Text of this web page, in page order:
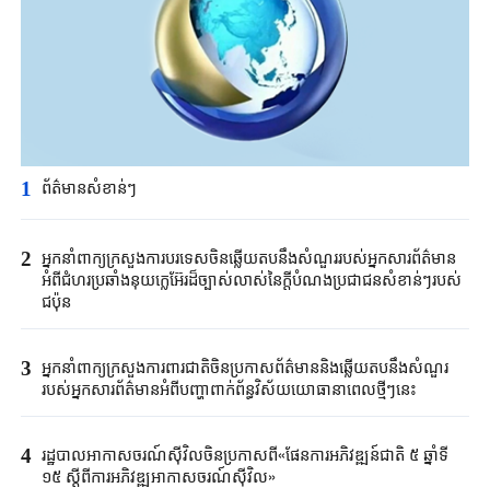
1 ព័ត៌មានសំខាន់ៗ​
2 អ្នកនាំពាក្យ​ក្រសួង​ការបរទេសចិន​ឆ្លើយតបនឹង​សំណួរ​របស់​អ្នកសារព័ត៌មាន​
អំពី​ជំហរ​ប្រ​ឆាំង​នុយក្លេអ៊ែរ​ដ៏ច្បាស់លាស់នៃ​ក្តី​បំណងប្រជាជន​សំខាន់ៗ​របស់
ជប៉ុន​
3 អ្នកនាំពាក្យក្រសួងការពារជាតិចិនប្រកាសព័ត៌មាននិងឆ្លើយតបនឹងសំណួរ
របស់អ្នកសារព័ត៌មានអំពីបញ្ហាពាក់ព័ន្ធវិស័យយោធានាពេលថ្មីៗនេះ
4 រដ្ឋបាលអាកាសចរណ៍ស៊ីវិលចិនប្រកាសពី«ផែនការអភិវឌ្ឍន៍ជាតិ ៥ ឆ្នាំទី
១៥ ស្តីពីការអភិវឌ្ឍអាកាសចរណ៍ស៊ីវិល»